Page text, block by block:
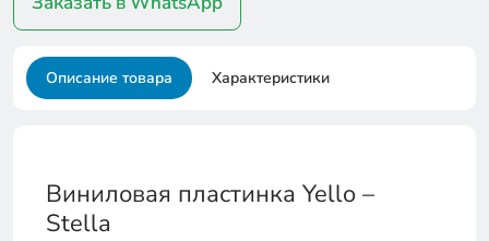
Описание товара Характеристики
Виниловая пластинка Yello –
Stella